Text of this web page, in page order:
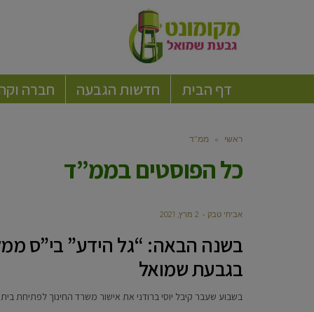
דף הבית חדשות הגבעה חברה
ראשי » ממ”ד
כל הפוסטים בממ”ד
אביחי טבק 2 מרץ, 2021
בשנה הבאה: “גל הידע” בי”ס
בגבעת שמואל
בשבוע שעבר קיבל יוסי ברודני את אישור משרד החינוך לפתיחת